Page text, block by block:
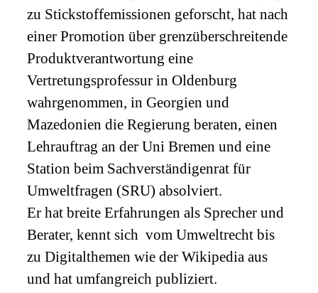
zu Stickstoffemissionen geforscht, hat nach
einer Promotion über grenzüberschreitende
Produktverantwortung eine
Vertretungsprofessur in Oldenburg
wahrgenommen, in Georgien und
Mazedonien die Regierung beraten, einen
Lehrauftrag an der Uni Bremen und eine
Station beim Sachverständigenrat für
Umweltfragen (SRU) absolviert.
Er hat breite Erfahrungen als Sprecher und
Berater, kennt sich vom Umweltrecht bis
zu Digitalthemen wie der Wikipedia aus
und hat umfangreich publiziert.